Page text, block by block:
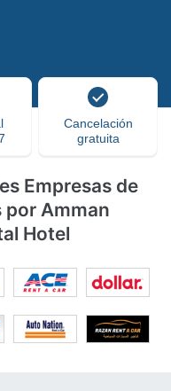
Cancelación
gratuita
Empresas de
por Amman
Hotel